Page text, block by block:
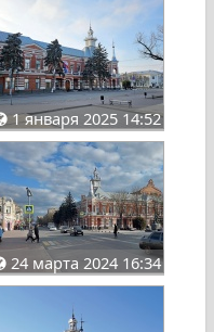
1 января 2025 14:52
24 марта 2024 16:34